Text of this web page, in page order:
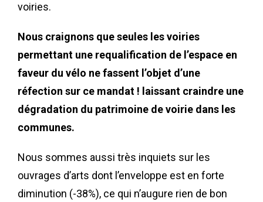
voiries.
Nous craignons que seules les voiries
permettant une requalification de l’espace en
faveur du vélo ne fassent l’objet d’une
réfection sur ce mandat ! laissant craindre une
dégradation du patrimoine de voirie dans les
communes.
Nous sommes aussi très inquiets sur les
ouvrages d’arts dont l’enveloppe est en forte
diminution (-38%), ce qui n’augure rien de bon